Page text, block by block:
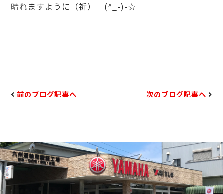
晴れますように（祈） (^_-)-☆
前のブログ記事へ 次のブログ記事へ